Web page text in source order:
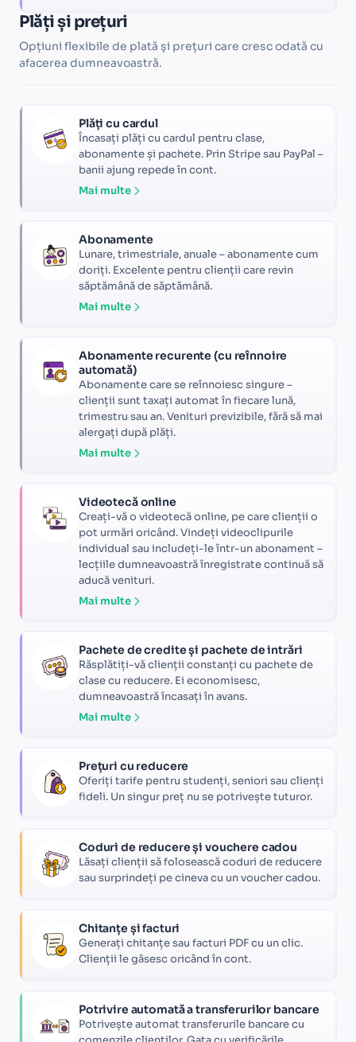
Plăți și prețuri
Opțiuni flexibile de plată și prețuri care cresc odată cu
afacerea dumneavoastră.
Plăți cu cardul
Încasați plăți cu cardul pentru clase,
abonamente și pachete. Prin Stripe sau PayPal –
banii ajung repede în cont.
Mai multe
Abonamente
Lunare, trimestriale, anuale – abonamente cum
doriți. Excelente pentru clienții care revin
săptămână de săptămână.
Mai multe
Abonamente recurente (cu reînnoire
automată)
Abonamente care se reînnoiesc singure –
clienții sunt taxați automat în fiecare lună,
trimestru sau an. Venituri previzibile, fără să mai
alergați după plăți.
Mai multe
Videotecă online
Creați-vă o videotecă online, pe care clienții o
pot urmări oricând. Vindeți videoclipurile
individual sau includeți-le într-un abonament –
lecțiile dumneavoastră înregistrate continuă să
aducă venituri.
Mai multe
Pachete de credite și pachete de intrări
Răsplătiți-vă clienții constanți cu pachete de
clase cu reducere. Ei economisesc,
dumneavoastră încasați în avans.
Mai multe
Prețuri cu reducere
Oferiți tarife pentru studenți, seniori sau clienți
fideli. Un singur preț nu se potrivește tuturor.
Coduri de reducere și vouchere cadou
Lăsați clienții să folosească coduri de reducere
sau surprindeți pe cineva cu un voucher cadou.
Chitanțe și facturi
Generați chitanțe sau facturi PDF cu un clic.
Clienții le găsesc oricând în cont.
Potrivire automată a transferurilor bancare
Potrivește automat transferurile bancare cu